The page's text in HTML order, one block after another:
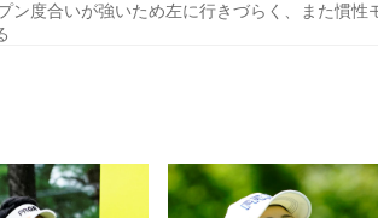
ン度合いが強いため左に行きづらく、また慣性